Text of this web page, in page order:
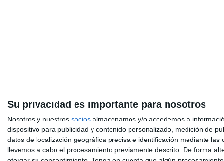
Su privacidad es importante para nosotros
Nosotros y nuestros socios almacenamos y/o accedemos a
dispositivo para publicidad y contenido personalizado, medición de
datos de localización geográfica precisa e identificación mediante
llevemos a cabo el procesamiento previamente descrito. De forma